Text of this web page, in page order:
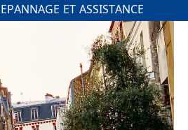
ET ASSISTANCE